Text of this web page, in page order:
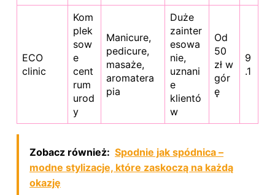
ECO
clinic
Kom
plek
sow
e
cent
rum
urod
y
Manicure,
pedicure,
masaże,
aromatera
pia
Duże
zainter
esowa
nie,
uznani
e
klientó
w
Od
50
zł w
gór
ę
9
.1
Zobacz również: Spodnie jak spódnica –
modne stylizacje, które zaskoczą na każdą
okazję